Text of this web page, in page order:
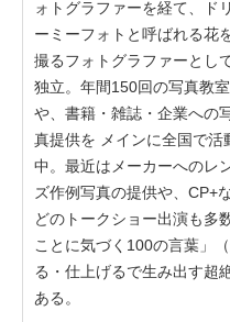
ォトグラファーを経て、ドリ
ーミーフォトと呼ばれる花
撮るフォトグラファーとし
独立。年間150回の写真教室
や、書籍・雑誌・企業への
真提供を メインに全国で活
中。最近はメーカーへのレ
ズ作例写真の提供や、CP+
どのトークショー出演も多
ことに気づく100の言葉」
る・仕上げるで生み出す超
ある。